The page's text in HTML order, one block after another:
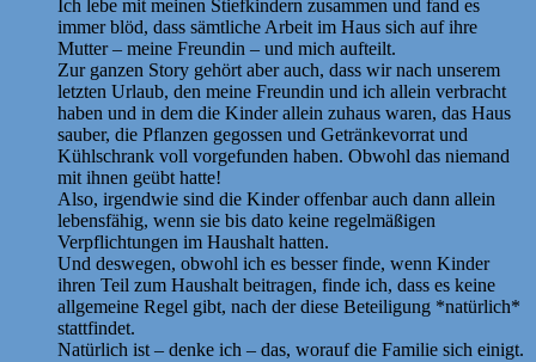
Ich lebe mit meinen Stiefkindern zusammen und fand es
immer blöd, dass sämtliche Arbeit im Haus sich auf ihre
Mutter – meine Freundin – und mich aufteilt.
Zur ganzen Story gehört aber auch, dass wir nach unserem
letzten Urlaub, den meine Freundin und ich allein verbracht
haben und in dem die Kinder allein zuhaus waren, das Haus
sauber, die Pflanzen gegossen und Getränkevorrat und
Kühlschrank voll vorgefunden haben. Obwohl das niemand
mit ihnen geübt hatte!
Also, irgendwie sind die Kinder offenbar auch dann allein
lebensfähig, wenn sie bis dato keine regelmäßigen
Verpflichtungen im Haushalt hatten.
Und deswegen, obwohl ich es besser finde, wenn Kinder
ihren Teil zum Haushalt beitragen, finde ich, dass es keine
allgemeine Regel gibt, nach der diese Beteiligung *natürlich*
stattfindet.
Natürlich ist – denke ich – das, worauf die Familie sich einigt.